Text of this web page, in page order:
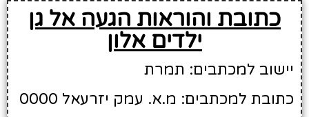
כתובת והוראות הגעה אל גן
ילדים אלון
יישוב למכתבים: תמרת
כתובת למכתבים: מ.א. עמק יזרעאל 0000